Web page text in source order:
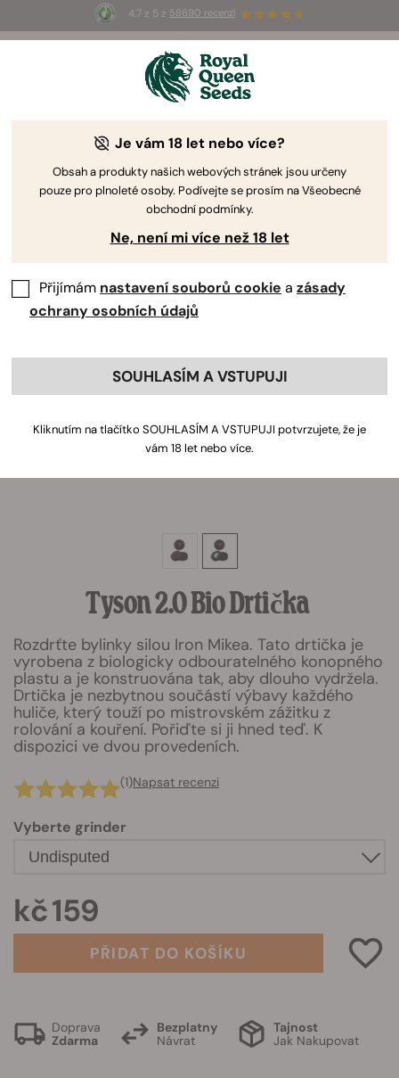
4.7 z 5 z 58690 recenzí
3 semínka White Widow Auto
Tyson 2.0 Bio Drtička
Rozdrťte bylinky silou Iron Mikea. Tato drtička je
vyrobena z biologicky odbouratelného konopného
plastu a je konstruována tak, aby dlouho vydržela.
Drtička je nezbytnou součástí výbavy každého
huliče, který touží po mistrovském zážitku z
rolování a kouření. Pořiďte si ji hned teď. K
dispozici ve dvou provedeních.
(1)Napsat recenzi
Vyberte grinder
kč 159
PŘIDAT DO KOŠÍKU
Doprava
Zdarma
Bezplatny
Návrat
Tajnost
Jak Nakupovat
Je vám 18 let nebo více?
Obsah a produkty našich webových stránek jsou určeny
pouze pro plnoleté osoby. Podívejte se prosím na Všeobecné
obchodní podmínky.
Ne, není mi více než 18 let
Přijímám nastavení souborů cookie a zásady
ochrany osobních údajů
SOUHLASÍM A VSTUPUJI
Kliknutím na tlačítko SOUHLASÍM A VSTUPUJI potvrzujete, že je
vám 18 let nebo více.